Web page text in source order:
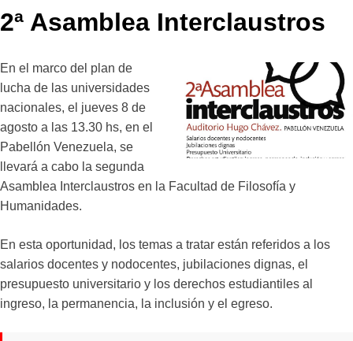
2ª Asamblea Interclaustros
En el marco del plan de
lucha de las universidades
nacionales, el jueves 8 de
agosto a las 13.30 hs, en el
Pabellón Venezuela, se
llevará a cabo la segunda
Asamblea Interclaustros en la Facultad de Filosofía y
Humanidades.
En esta oportunidad, los temas a tratar están referidos a los
salarios docentes y nodocentes, jubilaciones dignas, el
presupuesto universitario y los derechos estudiantiles al
ingreso, la permanencia, la inclusión y el egreso.